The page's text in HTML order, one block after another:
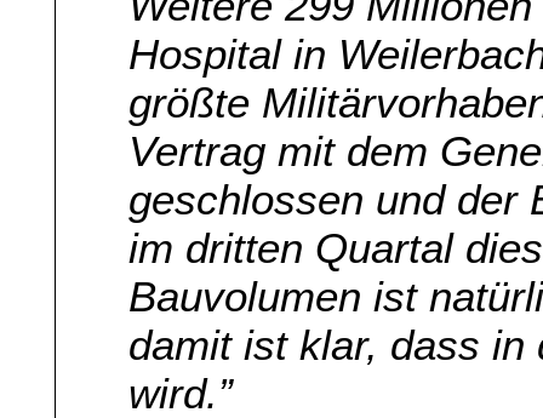
Hospital in
größte
Vertrag mit dem
geschlossen und der
im dritten Quartal
Bauvolumen ist
damit ist klar, dass
wird.”